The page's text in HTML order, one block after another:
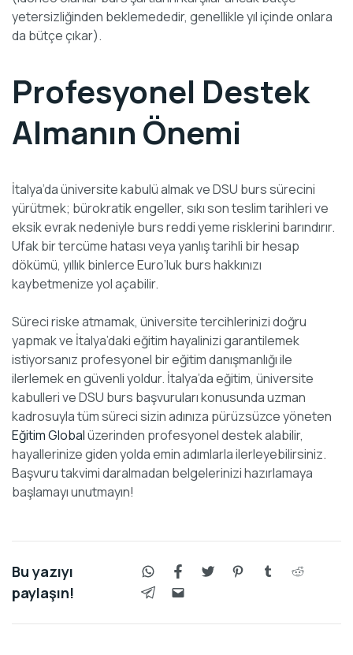
yetersizliğinden beklemededir, genellikle yıl içinde onlara
da bütçe çıkar).
Profesyonel Destek
Almanın Önemi
İtalya’da üniversite kabulü almak ve DSU burs sürecini
yürütmek; bürokratik engeller, sıkı son teslim tarihleri ve
eksik evrak nedeniyle burs reddi yeme risklerini barındırır.
Ufak bir tercüme hatası veya yanlış tarihli bir hesap
dökümü, yıllık binlerce Euro’luk burs hakkınızı
kaybetmenize yol açabilir.
Süreci riske atmamak, üniversite tercihlerinizi doğru
yapmak ve İtalya’daki eğitim hayalinizi garantilemek
istiyorsanız profesyonel bir eğitim danışmanlığı ile
ilerlemek en güvenli yoldur. İtalya’da eğitim, üniversite
kabulleri ve DSU burs başvuruları konusunda uzman
kadrosuyla tüm süreci sizin adınıza pürüzsüzce yöneten
Eğitim Globalüzerinden profesyonel destek alabilir,
hayallerinize giden yolda emin adımlarla ilerleyebilirsiniz.
Başvuru takvimi daralmadan belgelerinizi hazırlamaya
başlamayı unutmayın!
Bu yazıyı
paylaşın!